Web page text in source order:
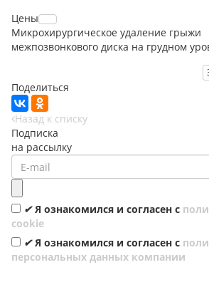
Цены
Микрохирургическое удаление грыжи
межпозвонкового диска на грудном
Поделиться
Назад к списку
Подписка
на рассылку
✔ Я ознакомился и согласен с
cookie
✔ Я ознакомился и согласен с
персональных данных компании